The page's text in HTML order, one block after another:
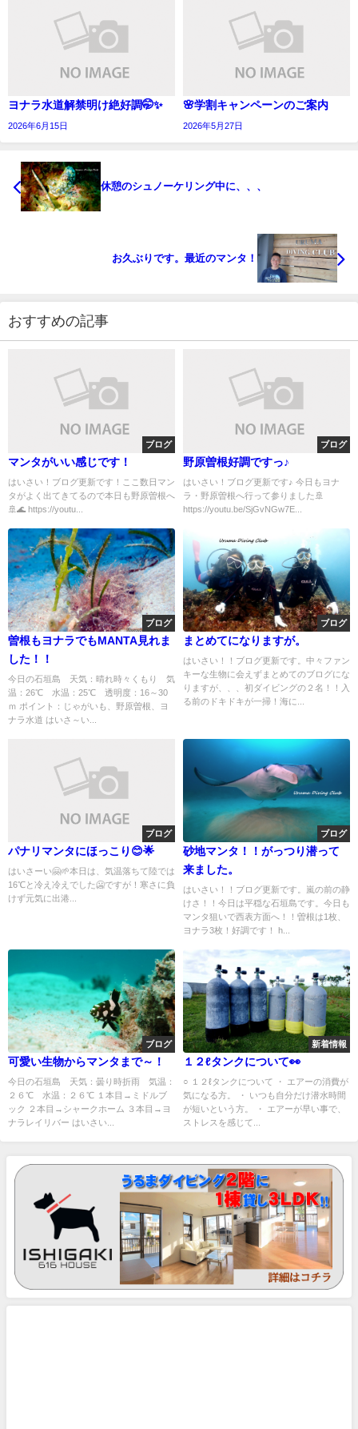
ヨナラ水道解禁明け絶好調🤭✨
2026年6月15日
🌸学割キャンペーンのご案内
2026年5月27日
休憩のシュノーケリング中に、、、
お久ぶりです。最近のマンタ！
おすすめの記事
ブログ
マンタがいい感じです！
はいさい！ブログ更新です！ここ数日マン
タがよく出てきてるので本日も野原曽根へ
🚢🌊 https://youtu...
ブログ
野原曽根好調ですっ♪
はいさい！ブログ更新です♪ 今日もヨナ
ラ・野原曽根へ行って参りました🚢
https://youtu.be/SjGvNGw7E...
ブログ
曽根もヨナラでもMANTA見れま
した！！
今日の石垣島 天気：晴れ時々くもり 気
温：26℃ 水温：25℃ 透明度：16～30
ｍ ポイント：じゃがいも、野原曽根、ヨ
ナラ水道 はいさ～い...
ブログ
まとめてになりますが。
はいさい！！ブログ更新です。中々ファン
キーな生物に会えずまとめてのブログにな
りますが、、、初ダイビングの２名！！入
る前のドキドキが一掃！海に...
ブログ
パナリマンタにほっこり😊🌟
はいさーい🤗🌱本日は、気温落ちて陸では
16℃と冷え冷えでした🥶ですが！寒さに負
けず元気に出港...
ブログ
砂地マンタ！！がっつり潜って
来ました。
はいさい！！ブログ更新です。嵐の前の静
けさ！！今日は平穏な石垣島です。今日も
マンタ狙いで西表方面へ！！曽根は1枚、
ヨナラ3枚！好調です！ h...
ブログ
可愛い生物からマンタまで～！
今日の石垣島 天気：曇り時折雨 気温：
２６℃ 水温：２６℃ １本目→ミドルブ
ック ２本目→シャークホーム ３本目→ヨ
ナラレイリバー はいさい...
新着情報
１２ℓタンクについて👀
○ １２ℓタンクについて ・ エアーの消費が
気になる方。 ・ いつも自分だけ潜水時間
が短いという方。 ・ エアーが早い事で、
ストレスを感じて...